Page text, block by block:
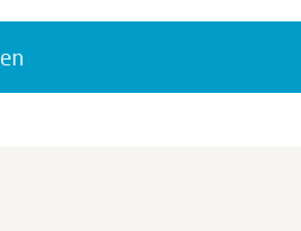
Personen